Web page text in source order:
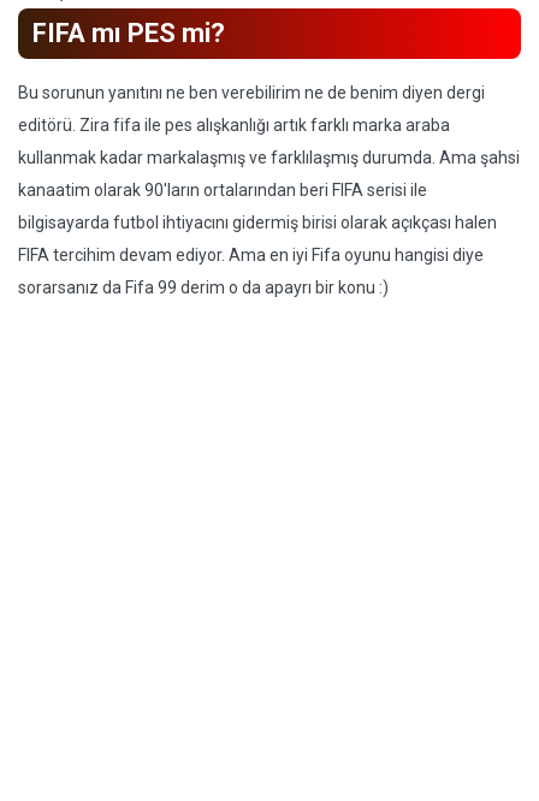
FIFA mı PES mi?
Bu sorunun yanıtını ne ben verebilirim ne de benim diyen dergi
editörü. Zira fifa ile pes alışkanlığı artık farklı marka araba
kullanmak kadar markalaşmış ve farklılaşmış durumda. Ama şahsi
kanaatim olarak 90'ların ortalarından beri FIFA serisi ile
bilgisayarda futbol ihtiyacını gidermiş birisi olarak açıkçası halen
FIFA tercihim devam ediyor. Ama en iyi Fifa oyunu hangisi diye
sorarsanız da Fifa 99 derim o da apayrı bir konu :)